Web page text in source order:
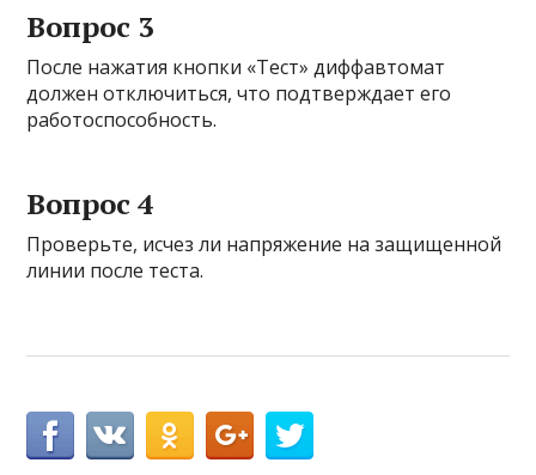
Вопрос 3
После нажатия кнопки «Тест» диффавтомат
должен отключиться, что подтверждает его
работоспособность.
Вопрос 4
Проверьте, исчез ли напряжение на защищенной
линии после теста.